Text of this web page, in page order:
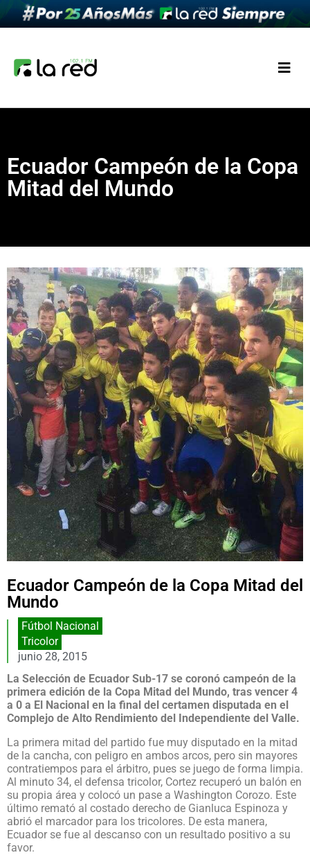
Ecuador Campeón de la Copa
Mitad del Mundo
Ecuador Campeón de la Copa Mitad del
Mundo
Fútbol Nacional
Tricolor
junio 28, 2015
La Selección de Ecuador Sub-17 se coronó campeón de la
primera edición de la Copa Mitad del Mundo, tras vencer 4
a 0 a El Nacional en la final del certamen disputada en el
Complejo de Alto Rendimiento del Independiente del Valle.
La primera mitad del partido fue muy disputado en la mitad
de la cancha, con peligro en ambos arcos, pero sin mayores
contratiempos para el árbitro, pues se juego de forma limpia.
Al minuto 34, el defensa tricolor, Cortez recuperó un balón en
su propia área y colocó un pase a Washington Corozo. Este
último remató al costado derecho de Gianluca Espinoza y
abrió el marcador para los tricolores. De esta manera,
Ecuador se fue al descanso con un resultado positivo a su
favor.